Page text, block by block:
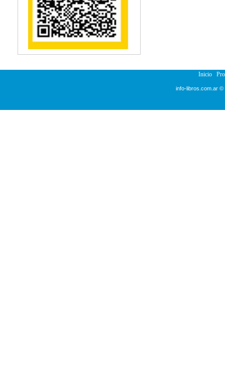
Reumatología
Salud Pública
Sección Medicina
Semiología
Terapia Ocupacional
Veterinaria
Inicio
info-libros.com.ar